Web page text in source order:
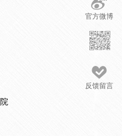
官方微博
反馈留言